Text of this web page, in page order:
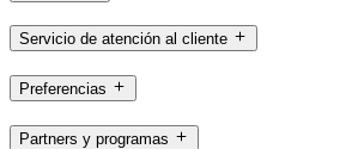
Servicio de atención al cliente
Preferencias
Partners y programas